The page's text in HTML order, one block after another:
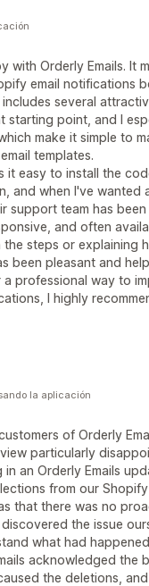
with Orderly Emails. It
email notifications
several
starting point, and I
make it simple to
templates.
it easy to install the
and when I've wanted
support team has
and often
steps or explaining
been pleasant and
a professional way to
I highly
of Orderly
particularly
an Orderly Emails
from our
that there was no
the issue
what had
acknowledged the
the deletions,
la aplicación